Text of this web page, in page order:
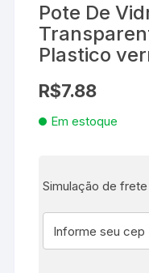
Pote De
Plastico
R$7.88
Em estoque
Simulação de frete